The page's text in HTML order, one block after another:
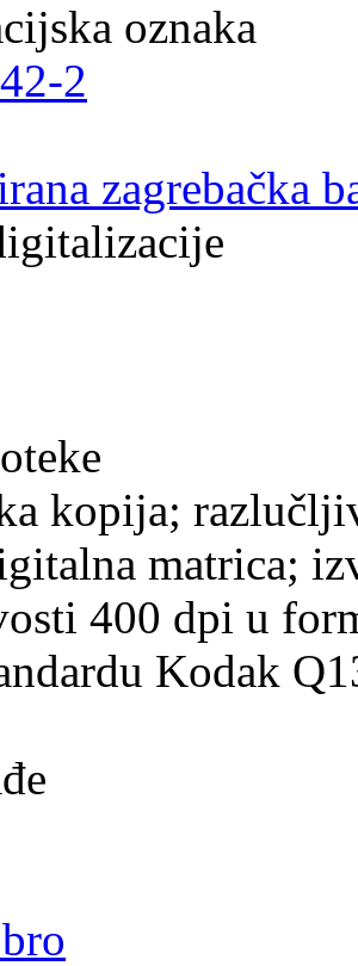
oznaka
2
zagrebačka
kopija;
matrica;
400 dpi u
Kodak